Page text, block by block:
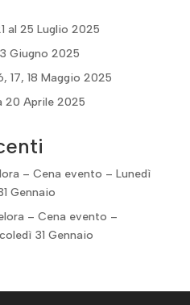
al 25 Luglio 2025
Giugno 2025
17, 18 Maggio 2025
20 Aprile 2025
– Cena evento – Lunedì
Gennaio
– Cena evento –
31 Gennaio